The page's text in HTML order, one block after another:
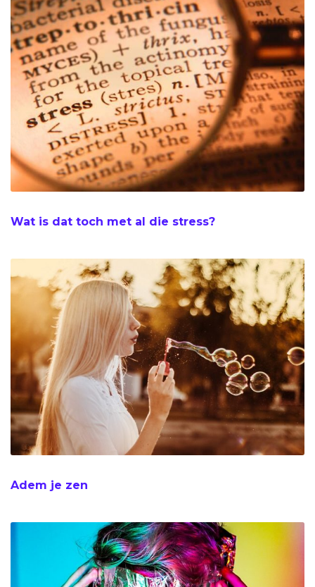
Wat is dat toch met al die stress?
Adem je zen